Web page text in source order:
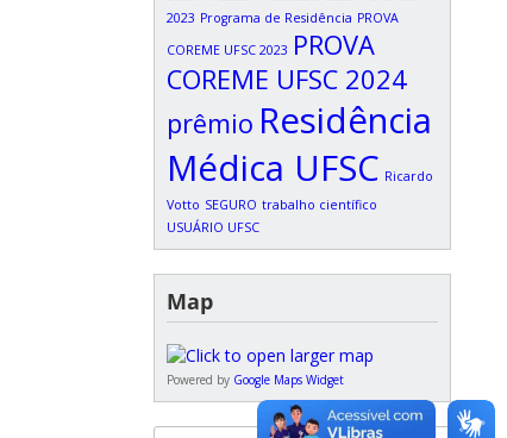
2023 Programa de Residência PROVA
COREME UFSC 2023 PROVA
COREME UFSC 2024
prêmio Residência
Médica UFSC Ricardo
Votto SEGURO trabalho científico
USUÁRIO UFSC
Map
Powered by Google Maps Widget